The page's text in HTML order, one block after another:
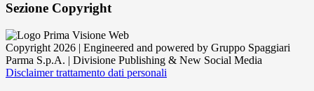
Sezione Copyright
Copyright 2026 | Engineered and powered by Gruppo Spaggiari
Parma S.p.A. | Divisione Publishing & New Social Media
Disclaimer trattamento dati personali